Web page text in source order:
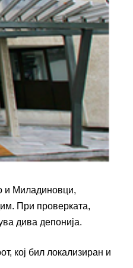
и Миладиновци,
При проверката,
дива депонија.
кој бил локализиран и